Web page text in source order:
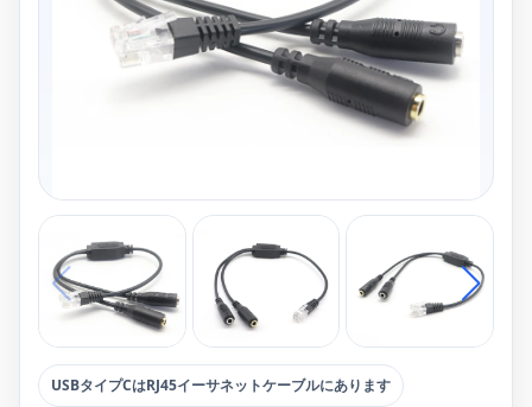
USBタイプCはRJ45イーサネットケーブルにあります